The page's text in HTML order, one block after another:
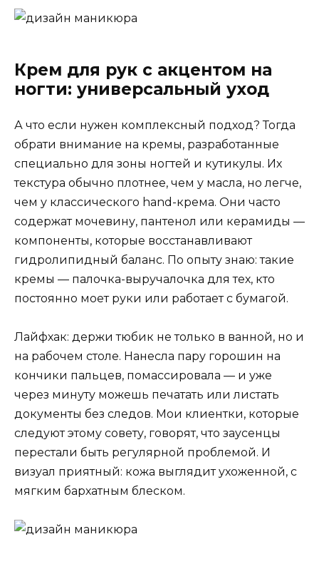
Крем для рук с акцентом на
ногти: универсальный уход
А что если нужен комплексный подход? Тогда
обрати внимание на кремы, разработанные
специально для зоны ногтей и кутикулы. Их
текстура обычно плотнее, чем у масла, но легче,
чем у классического hand-крема. Они часто
содержат мочевину, пантенол или керамиды —
компоненты, которые восстанавливают
гидролипидный баланс. По опыту знаю: такие
кремы — палочка-выручалочка для тех, кто
постоянно моет руки или работает с бумагой.
Лайфхак: держи тюбик не только в ванной, но и
на рабочем столе. Нанесла пару горошин на
кончики пальцев, помассировала — и уже
через минуту можешь печатать или листать
документы без следов. Мои клиентки, которые
следуют этому совету, говорят, что заусенцы
перестали быть регулярной проблемой. И
визуал приятный: кожа выглядит ухоженной, с
мягким бархатным блеском.